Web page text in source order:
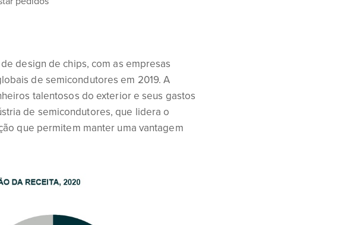
design de chips, com as empresas
de semicondutores em 2019. A
talentosos do exterior e seus gastos
de semicondutores, que lidera o
que permitem manter uma vantagem